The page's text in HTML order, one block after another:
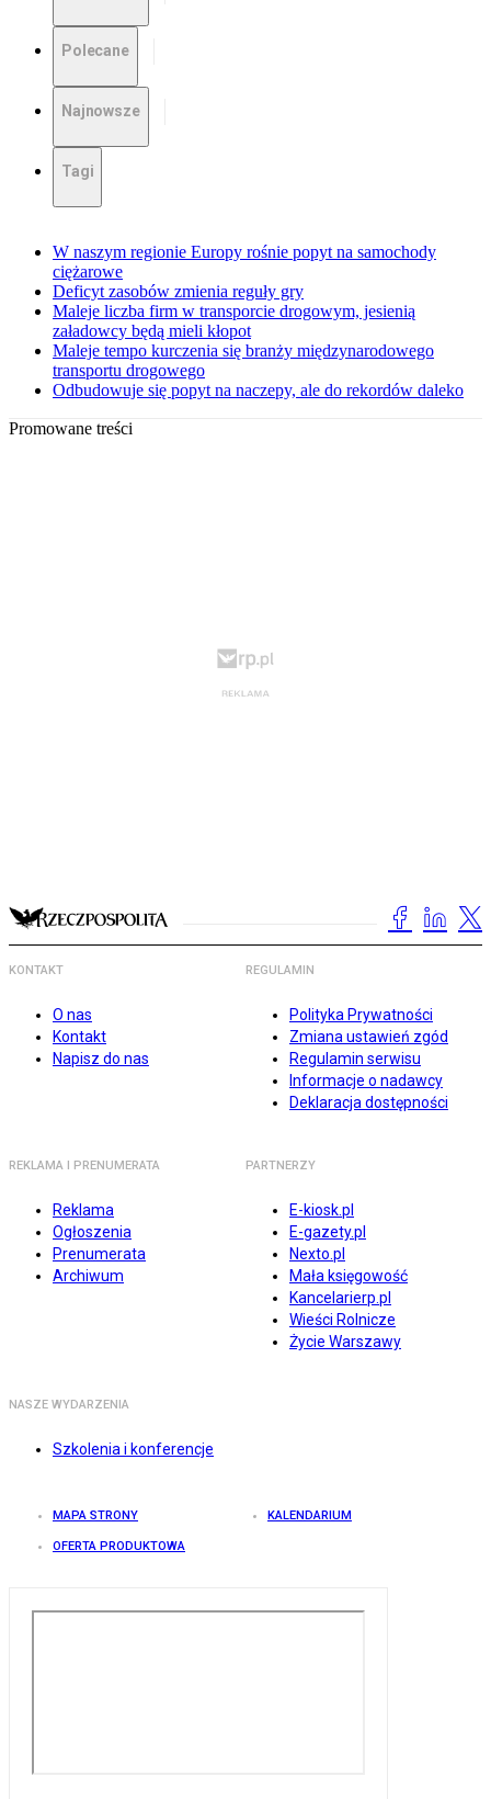
Polecane
Najnowsze
Tagi
W naszym regionie Europy rośnie popyt na samochody
ciężarowe
Deficyt zasobów zmienia reguły gry
Maleje liczba firm w transporcie drogowym, jesienią
załadowcy będą mieli kłopot
Maleje tempo kurczenia się branży międzynarodowego
transportu drogowego
Odbudowuje się popyt na naczepy, ale do rekordów daleko
Promowane treści
KONTAKT
O nas
Kontakt
Napisz do nas
REGULAMIN
Polityka Prywatności
Zmiana ustawień zgód
Regulamin serwisu
Informacje o nadawcy
Deklaracja dostępności
REKLAMA I PRENUMERATA
Reklama
Ogłoszenia
Prenumerata
Archiwum
PARTNERZY
E-kiosk.pl
E-gazety.pl
Nexto.pl
Mała księgowość
Kancelarierp.pl
Wieści Rolnicze
Życie Warszawy
NASZE WYDARZENIA
Szkolenia i konferencje
MAPA STRONY KALENDARIUM
OFERTA PRODUKTOWA